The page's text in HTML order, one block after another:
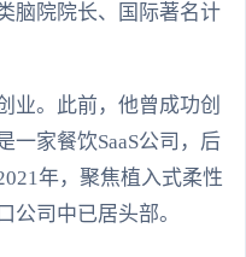
脑院院长、国际著名计
业。此前，他曾成功创
一家餐饮SaaS公司，后
年，聚焦植入式柔性
公司中已居头部。